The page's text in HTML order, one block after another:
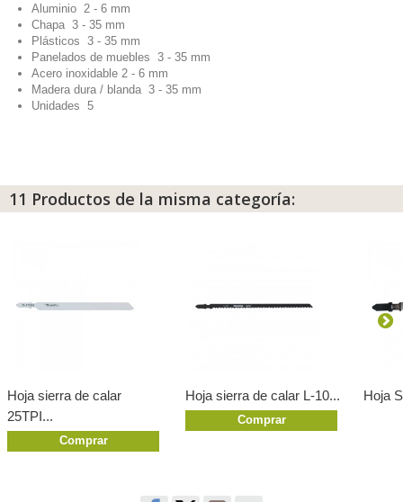
Aluminio 2 - 6 mm
Chapa 3 - 35 mm
Plásticos 3 - 35 mm
Panelados de muebles 3 - 35 mm
Acero inoxidable 2 - 6 mm
Madera dura / blanda 3 - 35 mm
Unidades 5
11 Productos de la misma categoría:
Hoja sierra de calar
25TPI...
Comprar
Hoja sierra de calar L-10...
Comprar
Hoja